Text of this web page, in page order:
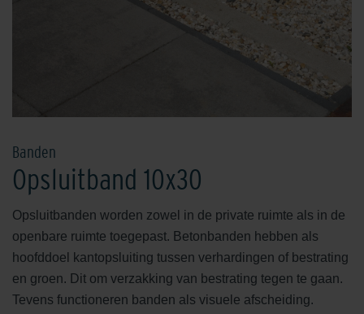
Banden
Opsluitband 10x30
Opsluitbanden worden zowel in de private ruimte als in de
openbare ruimte toegepast. Betonbanden hebben als
hoofddoel kantopsluiting tussen verhardingen of bestrating
en groen. Dit om verzakking van bestrating tegen te gaan.
Tevens functioneren banden als visuele afscheiding.